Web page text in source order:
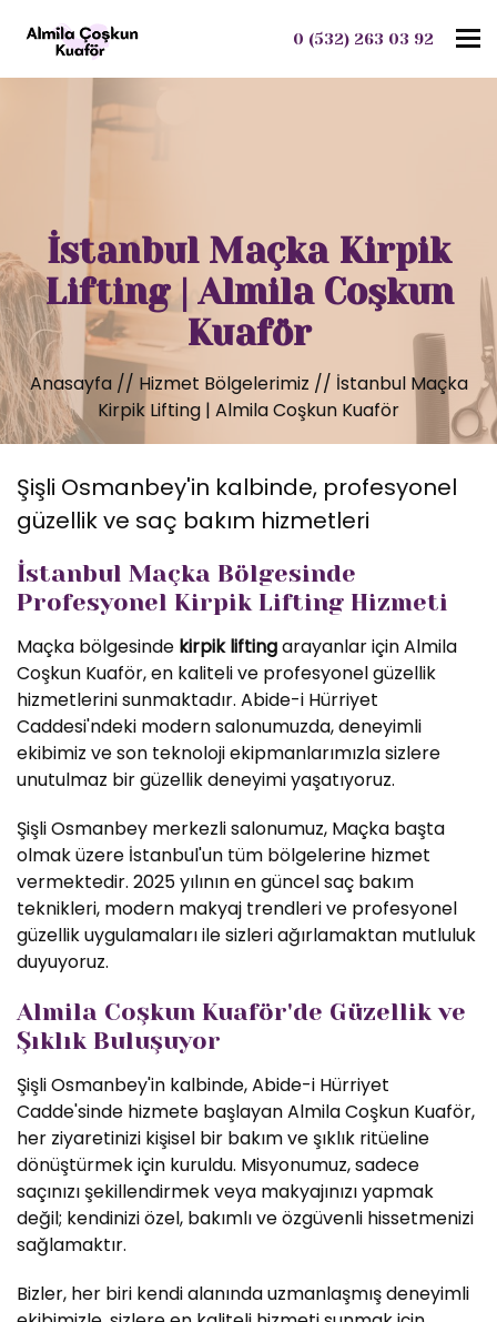
0 (532) 263 03 92
İstanbul Maçka Kirpik
Lifting | Almila Coşkun
Kuaför
Anasayfa // Hizmet Bölgelerimiz // İstanbul Maçka
Kirpik Lifting | Almila Coşkun Kuaför
Şişli Osmanbey'in kalbinde, profesyonel
güzellik ve saç bakım hizmetleri
İstanbul Maçka Bölgesinde
Profesyonel Kirpik Lifting Hizmeti
Maçka bölgesinde kirpik liftingarayanlar için Almila
Coşkun Kuaför, en kaliteli ve profesyonel güzellik
hizmetlerini sunmaktadır. Abide-i Hürriyet
Caddesi'ndeki modern salonumuzda, deneyimli
ekibimiz ve son teknoloji ekipmanlarımızla sizlere
unutulmaz bir güzellik deneyimi yaşatıyoruz.
Şişli Osmanbey merkezli salonumuz, Maçka başta
olmak üzere İstanbul'un tüm bölgelerine hizmet
vermektedir. 2025 yılının en güncel saç bakım
teknikleri, modern makyaj trendleri ve profesyonel
güzellik uygulamaları ile sizleri ağırlamaktan mutluluk
duyuyoruz.
Almila Coşkun Kuaför'de Güzellik ve
Şıklık Buluşuyor
Şişli Osmanbey'in kalbinde, Abide-i Hürriyet
Cadde'sinde hizmete başlayan Almila Coşkun Kuaför,
her ziyaretinizi kişisel bir bakım ve şıklık ritüeline
dönüştürmek için kuruldu. Misyonumuz, sadece
saçınızı şekillendirmek veya makyajınızı yapmak
değil; kendinizi özel, bakımlı ve özgüvenli hissetmenizi
sağlamaktır.
Bizler, her biri kendi alanında uzmanlaşmış deneyimli